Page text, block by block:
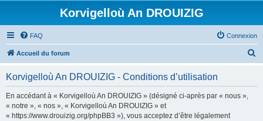
Korvigelloù An DROUIZIG
FAQ Connexion
Accueil du forum
Korvigelloù An DROUIZIG - Conditions d’utilisation
En accédant à « Korvigelloù An DROUIZIG » (désigné ci-après par « nous »,
« notre », « nos », « Korvigelloù An DROUIZIG » et
« https://www.drouizig.org/phpBB3 »), vous acceptez d’être légalement